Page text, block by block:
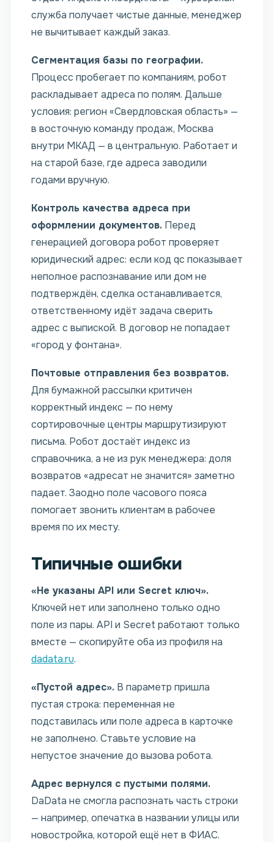
служба получает чистые данные, менеджер
не вычитывает каждый заказ.
Сегментация базы по географии.
Процесс пробегает по компаниям, робот
раскладывает адреса по полям. Дальше
условия: регион «Свердловская область» —
в восточную команду продаж, Москва
внутри МКАД — в центральную. Работает и
на старой базе, где адреса заводили
годами вручную.
Контроль качества адреса при
оформлении документов. Перед
генерацией договора робот проверяет
юридический адрес: если код qc показывает
неполное распознавание или дом не
подтверждён, сделка останавливается,
ответственному идёт задача сверить
адрес с выпиской. В договор не попадает
«город у фонтана».
Почтовые отправления без возвратов.
Для бумажной рассылки критичен
корректный индекс — по нему
сортировочные центры маршрутизируют
письма. Робот достаёт индекс из
справочника, а не из рук менеджера: доля
возвратов «адресат не значится» заметно
падает. Заодно поле часового пояса
помогает звонить клиентам в рабочее
время по их месту.
Типичные ошибки
«Не указаны API или Secret ключ».
Ключей нет или заполнено только одно
поле из пары. API и Secret работают только
вместе — скопируйте оба из профиля на
dadata.ru.
«Пустой адрес». В параметр пришла
пустая строка: переменная не
подставилась или поле адреса в карточке
не заполнено. Ставьте условие на
непустое значение до вызова робота.
Адрес вернулся с пустыми полями.
DaData не смогла распознать часть строки
— например, опечатка в названии улицы или
новостройка, которой ещё нет в ФИАС.